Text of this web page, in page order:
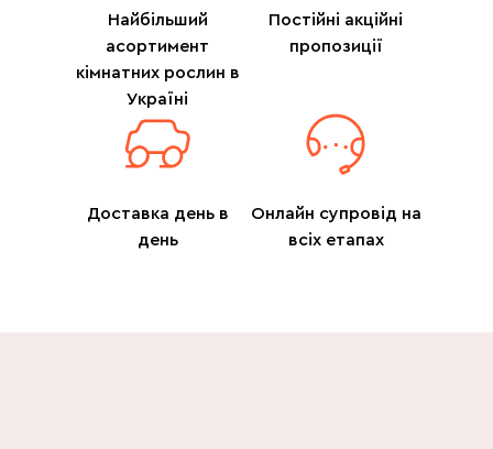
Найбільший
асортимент
кімнатних рослин в
Україні
Постійні акційні
пропозиції
Доставка день в
день
Онлайн супровід на
всіх етапах